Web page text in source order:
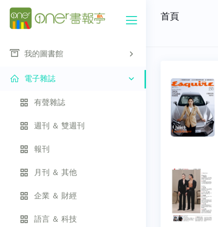
我的圖書館
電子雜誌
有聲雜誌
週刊 ＆ 雙週刊
報刊
月刊 ＆ 其他
企業 ＆ 財經
語言 ＆ 科技
首頁